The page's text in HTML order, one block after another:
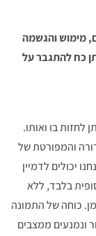
מימוש והגשמה
כח להתגבר על
לחזות בו ואותו.
והמפורטת של
יכולים לדמיין
בלבד, ללא
כוחה של התמונה
ונמנעים ממצבים